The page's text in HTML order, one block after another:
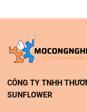
CÔNG TY TNHH
SUNFLOWER